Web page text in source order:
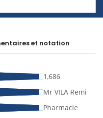
et notation
1,686
Mr VILA Remi
Pharmacie